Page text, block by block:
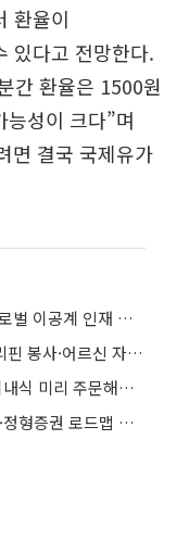
환율이
있다고 전망한다.
간 환율은 1500원
성이 크다”며
면 결국 국제유가
대한항공, 美 우수교육센터 후원… 글로벌 이공계 인재 육성
대한항공, 국내외 봉사활동 확대…필리핀 봉사·어르신 자선공연 진행
대한항공 “해외 출발 일등석 승객도 기내식 미리 주문해보세요”
STO 하위법규 예상안, 풀링·거래한도·정형증권 로드맵 제시